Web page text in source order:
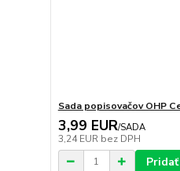
Sada popisovačov OHP
3,99 EUR/SADA
3,24 EUR bez DPH